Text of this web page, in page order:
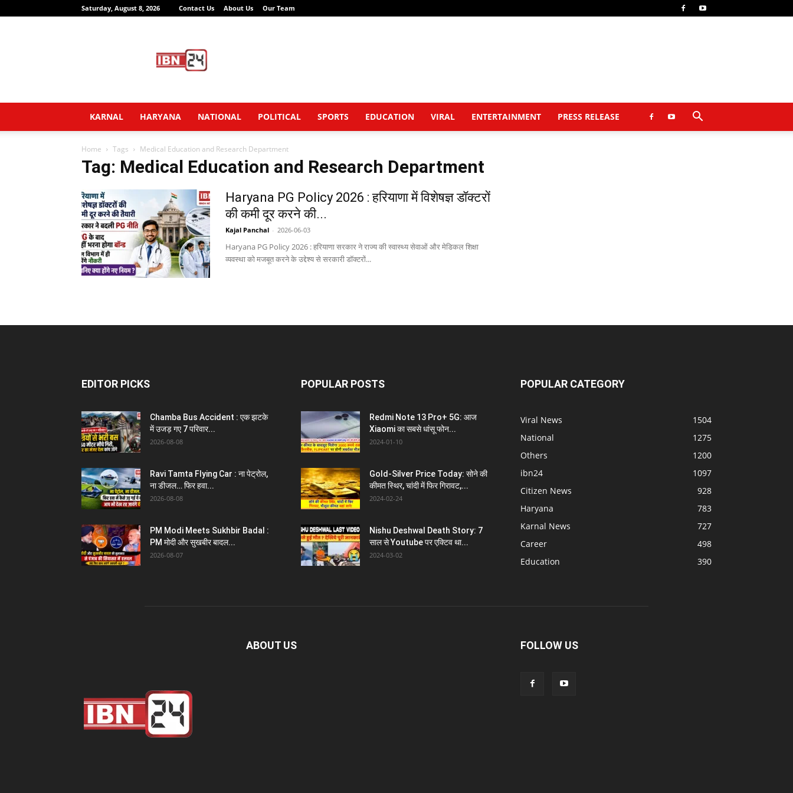
Saturday, August 8, 2026 Contact Us About Us Our Team
News
Network
KARNAL HARYANA NATIONAL POLITICAL SPORTS EDUCATION VIRAL ENTERTAINMENT PRESS RELEASE
Home Tags Medical Education and Research Department
Tag: Medical Education and Research Department
Haryana PG Policy 2026 : हरियाणा में विशेषज्ञ डॉक्टरों
की कमी दूर करने की...
Kajal Panchal - 2026-06-03
Haryana PG Policy 2026 : हरियाणा सरकार ने राज्य की स्वास्थ्य सेवाओं और मेडिकल शिक्षा
व्यवस्था को मजबूत करने के उद्देश्य से सरकारी डॉक्टरों...
EDITOR PICKS
Chamba Bus Accident : एक झटके
में उजड़ गए 7 परिवार...
2026-08-08
Ravi Tamta Flying Car : ना पेट्रोल,
ना डीजल… फिर हवा...
2026-08-08
PM Modi Meets Sukhbir Badal :
PM मोदी और सुखबीर बादल...
2026-08-07
POPULAR POSTS
Redmi Note 13 Pro+ 5G: आज
Xiaomi का सबसे धांसू फोन...
2024-01-10
Gold-Silver Price Today: सोने की
कीमत स्थिर, चांदी में फिर गिरावट,...
2024-02-24
Nishu Deshwal Death Story: 7
साल से Youtube पर एक्टिव था...
2024-03-02
POPULAR CATEGORY
Viral News
1504
National
1275
Others
1200
ibn24
1097
Citizen News
928
Haryana
783
Karnal News
727
Career
498
Education
390
ABOUT US FOLLOW US